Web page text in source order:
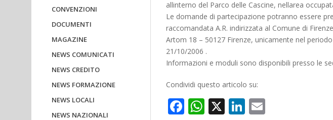
allinterno del Parco delle Cascine, nellarea
Le domande di partecipazione potranno essere
raccomandata A.R. indirizzata al Comune di
Artom 18 – 50127 Firenze, unicamente nel
21/10/2006 .
Informazioni e moduli sono disponibili presso le
Condividi questo articolo su:
Facebook
WhatsApp
X LinkedIn
CONVENZIONI
DOCUMENTI
MAGAZINE
NEWS COMUNICATI
NEWS CREDITO
NEWS FORMAZIONE
NEWS LOCALI
NEWS NAZIONALI